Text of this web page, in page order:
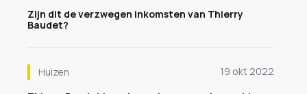
Zijn dit de verzwegen inkomsten van Thierry
Baudet?
Huizen
19 okt 2022